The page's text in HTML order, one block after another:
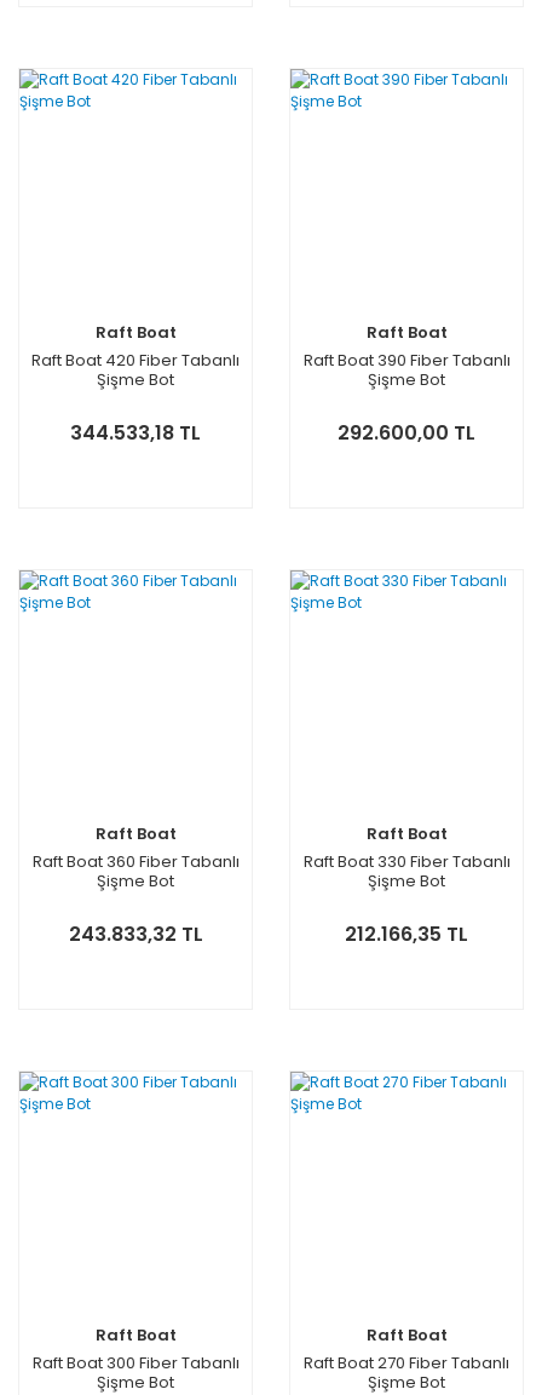
Raft Boat
Raft Boat 420 Fiber Tabanlı
Şişme Bot
344.533,18 TL
Raft Boat
Raft Boat 390 Fiber Tabanlı
Şişme Bot
292.600,00 TL
Raft Boat
Raft Boat 360 Fiber Tabanlı
Şişme Bot
243.833,32 TL
Raft Boat
Raft Boat 330 Fiber Tabanlı
Şişme Bot
212.166,35 TL
Raft Boat
Raft Boat 300 Fiber Tabanlı
Şişme Bot
Raft Boat
Raft Boat 270 Fiber Tabanlı
Şişme Bot